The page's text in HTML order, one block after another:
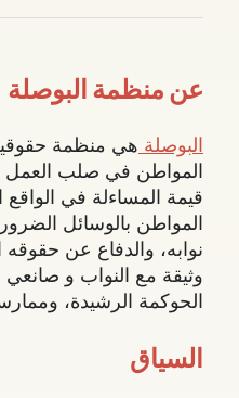
عن منظمة البوصلة
البوصلة هي منظمة
المواطن في صلب العمل
قيمة المساءلة في
المواطن بالوسائل
نوابه، والدفاع عن
وثيقة مع النواب و صانعي
الحوكمة الرشيدة،
السياق